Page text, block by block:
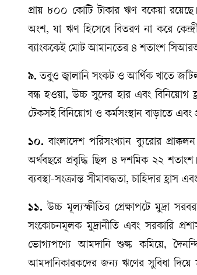
প্রায় ৮০০ কোটি টাকার ঋণ বকেয়া
অংশ, যা ঋণ হিসেবে বিতরণ না করে
ব্যাংককেই মোট আমানতের ৪ শতাংশ
৯. তবুও জ্বালানি সংকট ও আর্থিক খাতে
বন্ধ হওয়া, উচ্চ সুদের হার এবং বিনিয়োগ
টেকসই বিনিয়োগ ও কর্মসংস্থান বাড়াতে
১০. বাংলাদেশ পরিসংখ্যান ব্যুরোর
অর্থবছরে প্রবৃদ্ধি ছিল ৪ দশমিক ২২
ব্যবস্থা-সংক্রান্ত সীমাবদ্ধতা, চাহিদার
১১. উচ্চ মূল্যস্ফীতির প্রেক্ষাপটে মুদ্রা
সংকোচনমূলক মুদ্রানীতি এবং সরকারি
ভোগ্যপণ্যে আমদানি শুল্ক কমিয়ে,
আমদানিকারকদের জন্য ঋণের সুবিধা দিয়ে